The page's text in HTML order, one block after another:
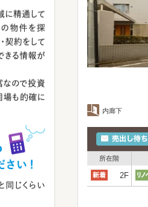
内廊下
所在階
2F